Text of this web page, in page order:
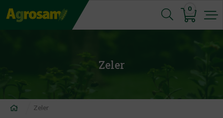
Jump
to
0
Zeler
Nachádzate
Zeler